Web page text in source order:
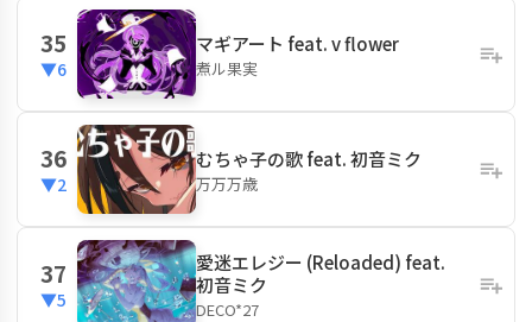
35
▼6
マギアート feat. v flower
煮ル果実
36
▼2
むちゃ子の歌 feat. 初音ミク
万万万歳
37
▼5
愛迷エレジー (Reloaded) feat.
初音ミク
DECO*27